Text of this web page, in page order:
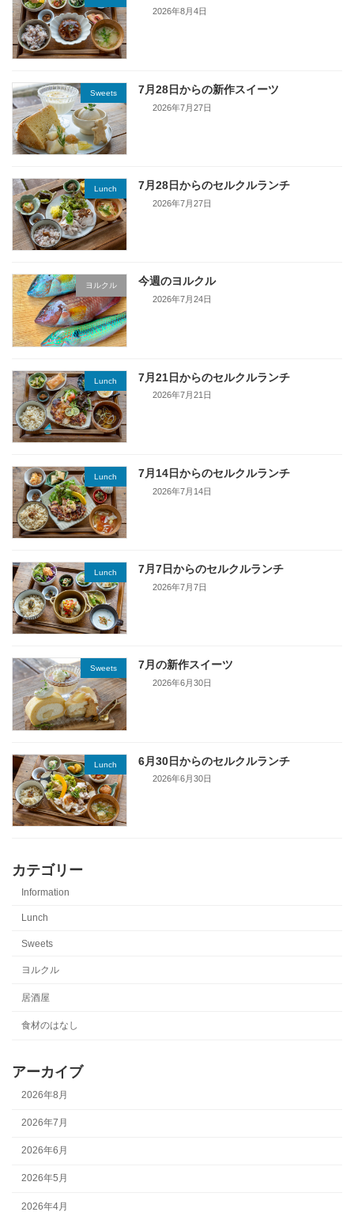
2026年8月4日
Sweets 7月28日からの新作スイーツ
2026年7月27日
Lunch 7月28日からのセルクルランチ
2026年7月27日
ヨルクル 今週のヨルクル
2026年7月24日
Lunch 7月21日からのセルクルランチ
2026年7月21日
Lunch 7月14日からのセルクルランチ
2026年7月14日
Lunch 7月7日からのセルクルランチ
2026年7月7日
Sweets 7月の新作スイーツ
2026年6月30日
Lunch 6月30日からのセルクルランチ
2026年6月30日
カテゴリー
Information
Lunch
Sweets
ヨルクル
居酒屋
食材のはなし
アーカイブ
2026年8月
2026年7月
2026年6月
2026年5月
2026年4月